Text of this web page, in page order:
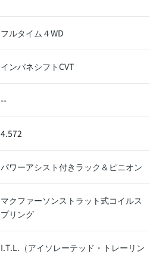
フルタイム４WD
インパネシフトCVT
--
4.572
パワーアシスト付きラック＆ピニオン
マクファーソンストラット式コイルス
プリング
I.T.L.（アイソレーテッド・トレーリン